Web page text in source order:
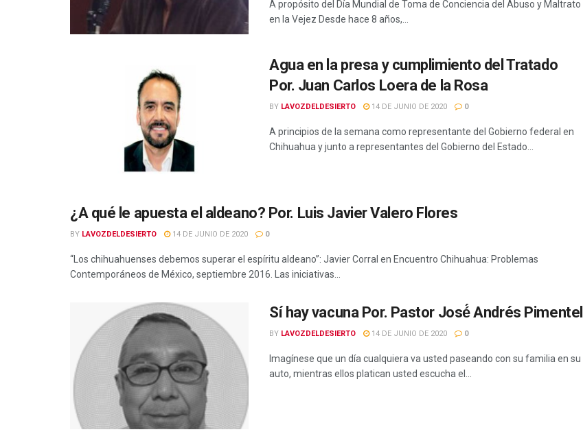
A propósito del Día Mundial de Toma de Conciencia del Abuso y Maltrato
en la Vejez Desde hace 8 años,...
Agua en la presa y cumplimiento del Tratado
Por. Juan Carlos Loera de la Rosa
BY LAVOZDELDESIERTO 14 DE JUNIO DE 2020 0
A principios de la semana como representante del Gobierno federal en
Chihuahua y junto a representantes del Gobierno del Estado...
¿A qué le apuesta el aldeano? Por. Luis Javier Valero Flores
BY LAVOZDELDESIERTO 14 DE JUNIO DE 2020 0
“Los chihuahuenses debemos superar el espíritu aldeano”: Javier Corral en Encuentro Chihuahua: Problemas
Contemporáneos de México, septiembre 2016. Las iniciativas...
Sí hay vacuna Por. Pastor José́ Andrés Pimentel
BY LAVOZDELDESIERTO 14 DE JUNIO DE 2020 0
Imagínese que un día cualquiera va usted paseando con su familia en su
auto, mientras ellos platican usted escucha el...